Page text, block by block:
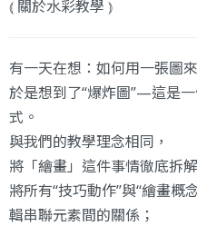
⦅ 關於水彩教學 ⦆
有一天在想：如何用一張圖
於是想到了‘‘爆炸圖’’—這是
式。
與我們的教學理念相同，
將「繪畫」這件事情徹底拆
將所有‘‘技巧動作’’與‘‘繪畫
輯串聯元素間的關係；